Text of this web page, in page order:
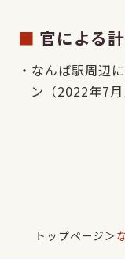
官による
なんば駅周辺
ン（2022年7月
トップページ＞